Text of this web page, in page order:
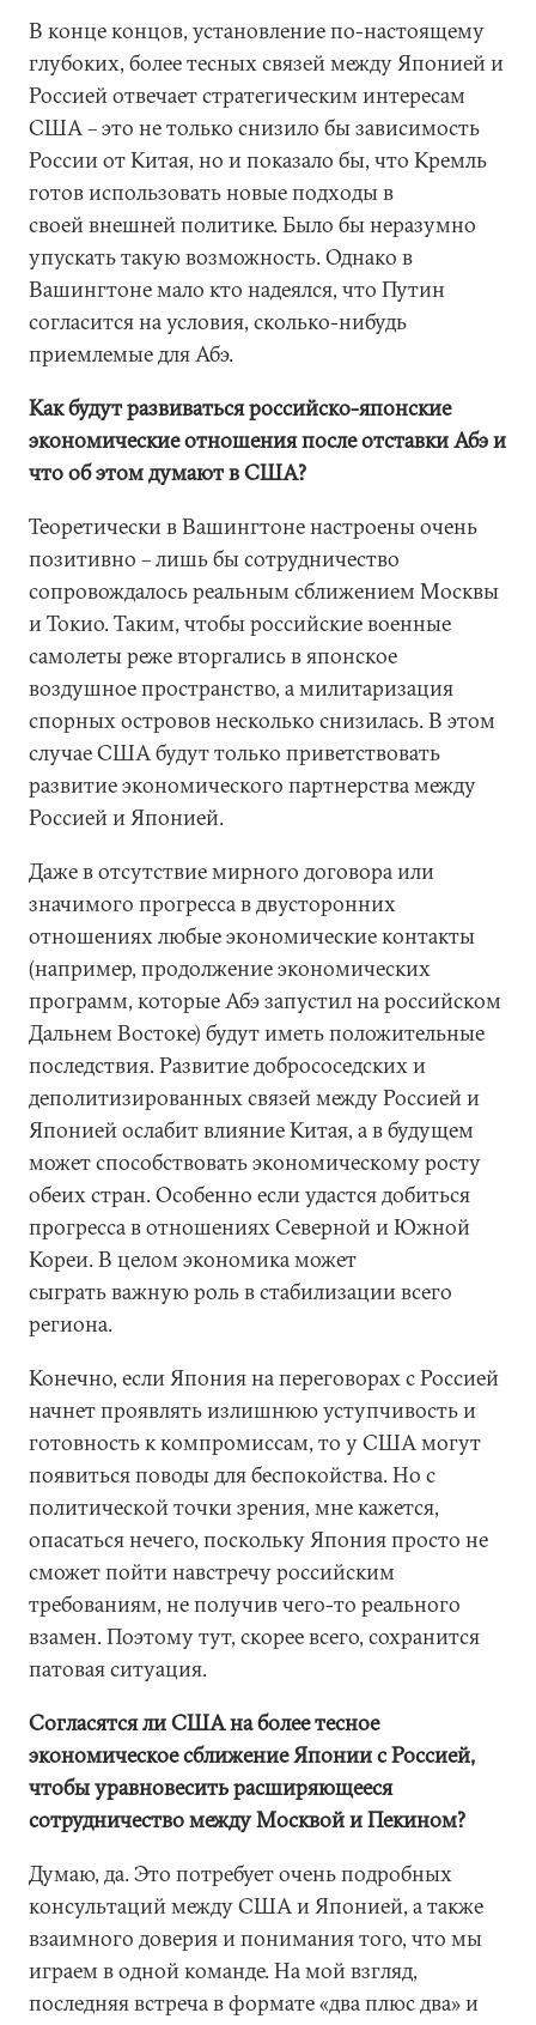
В конце концов, установление по-настоящему
глубоких, более тесных связей между Японией и
Россией отвечает стратегическим интересам
США – это не только снизило бы зависимость
России от Китая, но и показало бы, что Кремль
готов использовать новые подходы в
своей внешней политике. Было бы неразумно
упускать такую возможность. Однако в
Вашингтоне мало кто надеялся, что Путин
согласится на условия, сколько-нибудь
приемлемые для Абэ.
Как будут развиваться российско-японские
экономические отношения после отставки Абэ и
что об этом думают в США?
Теоретически в Вашингтоне настроены очень
позитивно – лишь бы сотрудничество
сопровождалось реальным сближением Москвы
и Токио. Таким, чтобы российские военные
самолеты реже вторгались в японское
воздушное пространство, а милитаризация
спорных островов несколько снизилась. В этом
случае США будут только приветствовать
развитие экономического партнерства между
Россией и Японией.
Даже в отсутствие мирного договора или
значимого прогресса в двусторонних
отношениях любые экономические контакты
(например, продолжение экономических
программ, которые Абэ запустил на российском
Дальнем Востоке) будут иметь положительные
последствия. Развитие добрососедских и
деполитизированных связей между Россией и
Японией ослабит влияние Китая, а в будущем
может способствовать экономическому росту
обеих стран. Особенно если удастся добиться
прогресса в отношениях Северной и Южной
Кореи. В целом экономика может
сыграть важную роль в стабилизации всего
региона.
Конечно, если Япония на переговорах с Россией
начнет проявлять излишнюю уступчивость и
готовность к компромиссам, то у США могут
появиться поводы для беспокойства. Но с
политической точки зрения, мне кажется,
опасаться нечего, поскольку Япония просто не
сможет пойти навстречу российским
требованиям, не получив чего-то реального
взамен. Поэтому тут, скорее всего, сохранится
патовая ситуация.
Согласятся ли США на более тесное
экономическое сближение Японии с Россией,
чтобы уравновесить расширяющееся
сотрудничество между Москвой и Пекином?
Думаю, да. Это потребует очень подробных
консультаций между США и Японией, а также
взаимного доверия и понимания того, что мы
играем в одной команде. На мой взгляд,
последняя встреча в формате «два плюс два» и